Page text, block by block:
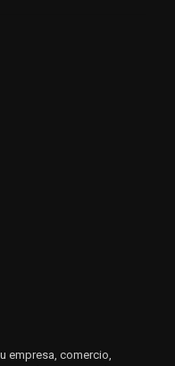
empresa, comercio,